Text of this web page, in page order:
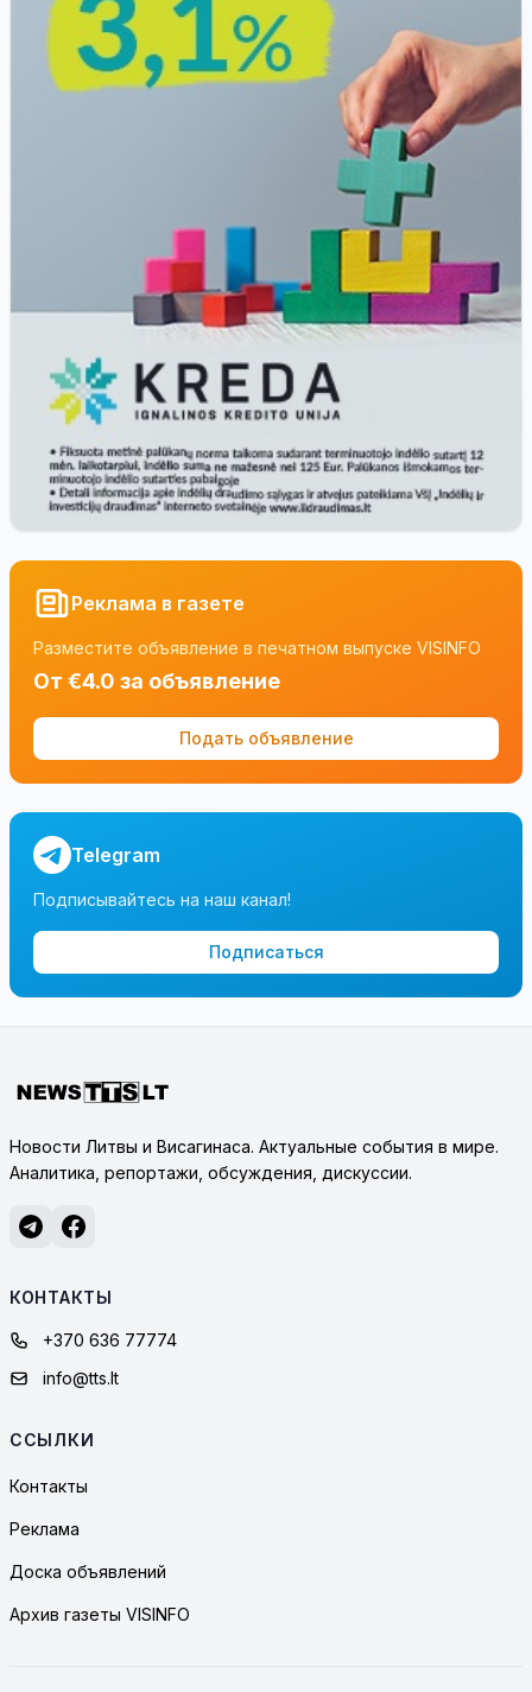
Реклама в газете
Разместите объявление в печатном выпуске VISINFO
От €4.0 за объявление
Подать объявление
Telegram
Подписывайтесь на наш канал!
Подписаться
Новости Литвы и Висагинаса. Актуальные события в мире.
Аналитика, репортажи, обсуждения, дискуссии.
КОНТАКТЫ
+370 636 77774
info@tts.lt
ССЫЛКИ
Контакты
Реклама
Доска объявлений
Архив газеты VISINFO